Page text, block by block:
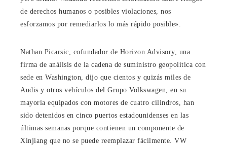
de derechos humanos o posibles violaciones, nos
esforzamos por remediarlos lo más rápido posible».
Nathan Picarsic, cofundador de Horizon Advisory, una
firma de análisis de la cadena de suministro geopolítica con
sede en Washington, dijo que cientos y quizás miles de
Audis y otros vehículos del Grupo Volkswagen, en su
mayoría equipados con motores de cuatro cilindros, han
sido detenidos en cinco puertos estadounidenses en las
últimas semanas porque contienen un componente de
Xinjiang que no se puede reemplazar fácilmente. VW